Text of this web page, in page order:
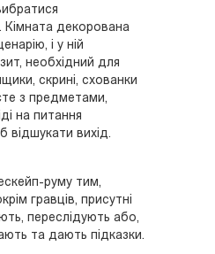
декорована
і у ній
необхідний для
скрині, схованки
з предметами,
на питання
відшукати вихід.
руму тим,
гравців, присутні
переслідують або,
та дають підказки.